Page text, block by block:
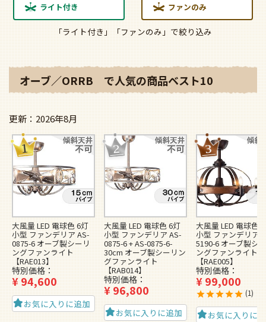
ライト付き ファンのみ
「ライト付き」「ファンのみ」で絞り込み
オーブ／ORRB で人気の商品ベスト10
2026年8月
大風量 LED 電球色 6灯
小型 ファンデリア AS-
0875-6 オーブ製シーリ
ングファンライト
【RAE013】
特別価格
¥94,600
お気に入りに追加
大風量 LED 電球色 6灯
小型 ファンデリア AS-
0875-6 + AS-0875-6-
30cm オーブ製シーリン
グファンライト
【RAB014】
特別価格
¥96,800
お気に入りに追加
大風量 LED 電球色
小型 ファンデリア
5190-6 オーブ製シ
ングファンライト
【RAE005】
特別価格
¥99,000
1
お気に入りに